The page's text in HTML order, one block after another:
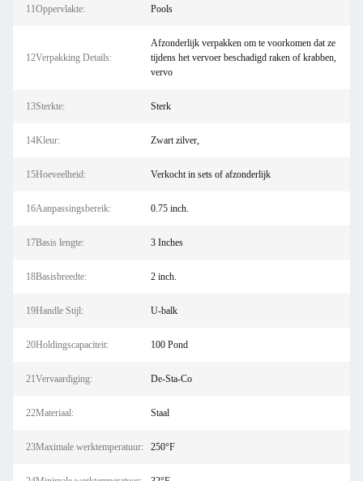
11Oppervlakte: Pools
12Verpakking Details:
Afzonderlijk verpakken om te voorkomen dat ze
tijdens het vervoer beschadigd raken of krabben,
vervo
13Sterkte: Sterk
14Kleur: Zwart zilver,
15Hoeveelheid: Verkocht in sets of afzonderlijk
16Aanpassingsbereik: 0.75 inch.
17Basis lengte: 3 Inches
18Basisbreedte: 2 inch.
19Handle Stijl: U-balk
20Holdingscapaciteit: 100 Pond
21Vervaardiging: De-Sta-Co
22Materiaal: Staal
23Maximale werktemperatuur: 250°F